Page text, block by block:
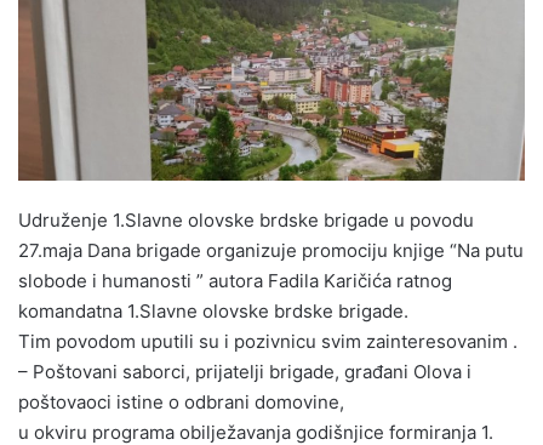
e
m
a
i
l
Udruženje 1.Slavne olovske brdske brigade u povodu
27.maja Dana brigade organizuje promociju knjige “Na putu
slobode i humanosti ” autora Fadila Karičića ratnog
komandatna 1.Slavne olovske brdske brigade.
Tim povodom uputili su i pozivnicu svim zainteresovanim .
– Poštovani saborci, prijatelji brigade, građani Olova i
poštovaoci istine o odbrani domovine,
u okviru programa obilježavanja godišnjice formiranja 1.